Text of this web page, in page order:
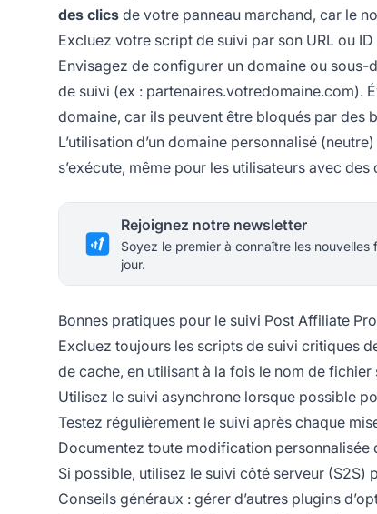
des clics de votre panneau marchand, car le
Excluez votre script de suivi par son URL ou
Envisagez de configurer un domaine ou
de suivi (ex : partenaires.votredomaine.com).
domaine, car ils peuvent être bloqués par des
L’utilisation d’un domaine personnalisé
s’exécute, même pour les utilisateurs avec
Rejoignez notre newsletter
Soyez le premier à connaître les nouvelles
jour.
Bonnes pratiques pour le suivi Post Affiliate
Excluez toujours les scripts de suivi critiques
de cache, en utilisant à la fois le nom de fichier
Utilisez le suivi asynchrone lorsque possible
Testez régulièrement le suivi après chaque
Documentez toute modification
Si possible, utilisez le suivi côté serveur (S2S)
Conseils généraux : gérer d’autres plugins